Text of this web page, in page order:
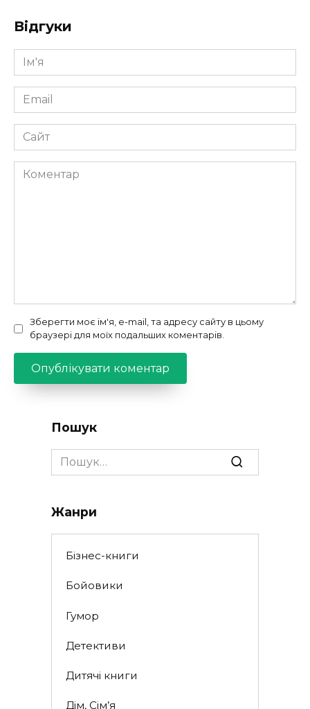
Відгуки
Ім'я
*
Email
*
Сайт
Коментар
Зберегти моє ім'я, e-mail, та адресу сайту в цьому
браузері для моїх подальших коментарів.
Пошук
Search
for:
Жанри
Бізнес-книги
Бойовики
Гумор
Детективи
Дитячі книги
Дім, Сім’я